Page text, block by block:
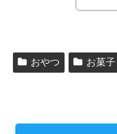
おやつ お菓子